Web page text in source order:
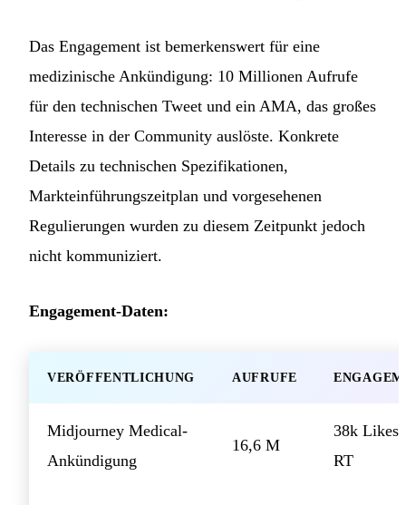
Das Engagement ist bemerkenswert für eine
medizinische Ankündigung: 10 Millionen Aufrufe
für den technischen Tweet und ein AMA, das großes
Interesse in der Community auslöste. Konkrete
Details zu technischen Spezifikationen,
Markteinführungszeitplan und vorgesehenen
Regulierungen wurden zu diesem Zeitpunkt jedoch
nicht kommuniziert.
Engagement-Daten:
VERÖFFENTLICHUNG AUFRUFE
Midjourney Medical-
Ankündigung
16,6 M
38k
RT